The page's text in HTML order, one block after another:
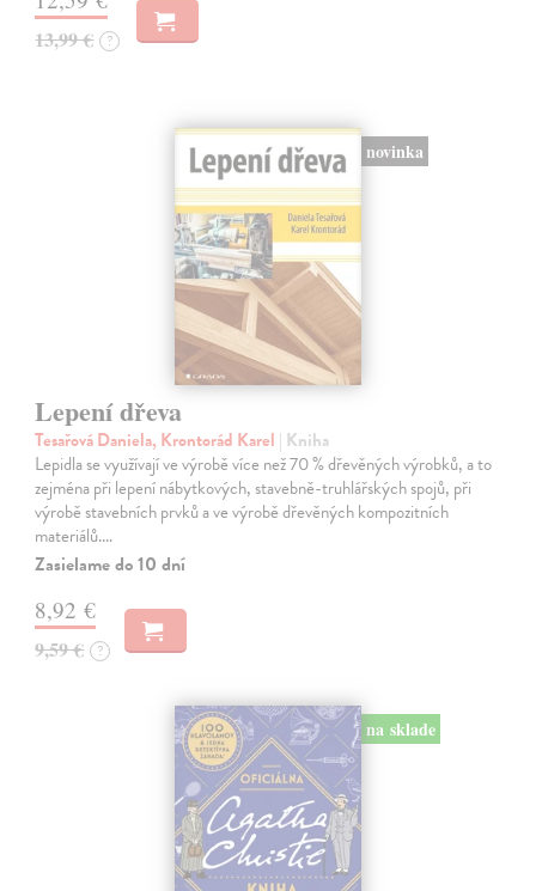
13,99 € ?
novinka
Lepení dřeva
Tesařová Daniela, Krontorád Karel | Kniha
Lepidla se využívají ve výrobě více než 70 % dřevěných výrobků, a to
zejména při lepení nábytkových, stavebně-truhlářských spojů, při
výrobě stavebních prvků a ve výrobě dřevěných kompozitních
materiálů.…
Zasielame do 10 dní
8,92 €
9,59 € ?
na sklade